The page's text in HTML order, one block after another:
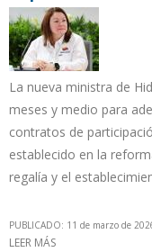
La nueva ministra de
meses y medio para
contratos de
establecido en la
regalía y el
PUBLICADO: 11 de marzo de
LEER MÁS